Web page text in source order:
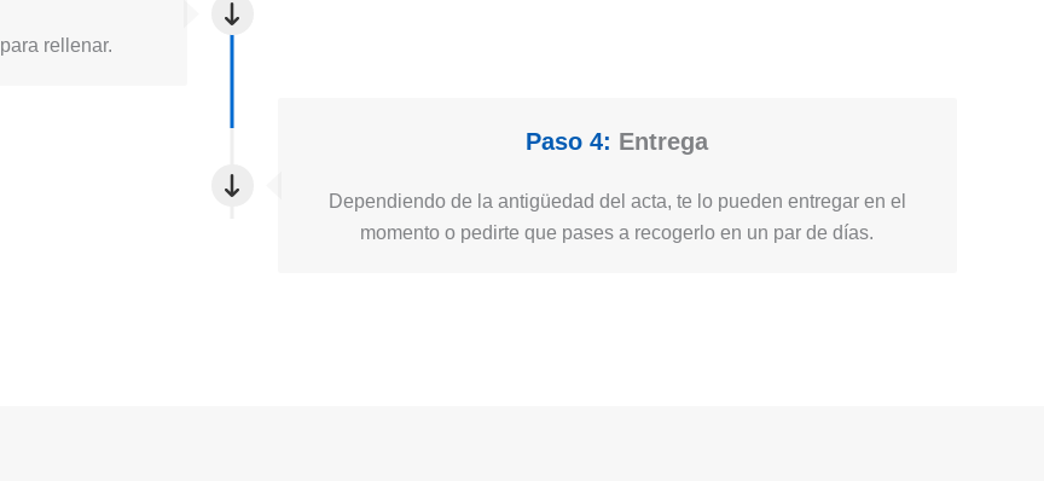
rellenar.
Paso 4: Entrega
Dependiendo de la antigüedad del acta, te lo pueden entregar en el
momento o pedirte que pases a recogerlo en un par de días.